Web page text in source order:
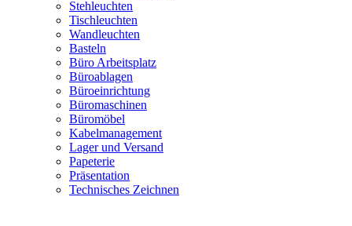
Stehleuchten
Tischleuchten
Wandleuchten
Basteln
Büro Arbeitsplatz
Büroablagen
Büroeinrichtung
Büromaschinen
Büromöbel
Kabelmanagement
Lager und Versand
Papeterie
Präsentation
Technisches Zeichnen